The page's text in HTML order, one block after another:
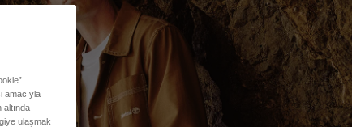
amacıyla
ulaşmak